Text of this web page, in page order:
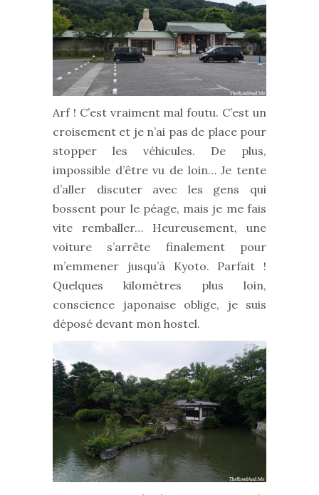
Arf ! C’est vraiment mal foutu. C’est un
croisement et je n’ai pas de place pour
stopper les véhicules. De plus,
impossible d’être vu de loin… Je tente
d’aller discuter avec les gens qui
bossent pour le péage, mais je me fais
vite remballer… Heureusement, une
voiture s’arrête finalement pour
m’emmener jusqu’à Kyoto. Parfait !
Quelques kilomètres plus loin,
conscience japonaise oblige, je suis
déposé devant mon hostel.